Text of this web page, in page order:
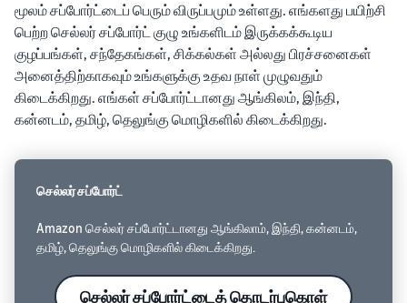
மூலம் சப்போர்ட்டைப் பெரும் விருப்பமும் உள்ளது. எங்களது பயிற்சி
பெற்ற செல்லர் சப்போர்ட் குழு உங்களிடம் இருக்கக்கூடிய
குழப்பங்கள், சந்தேகங்கள், சிக்கல்கள் அல்லது பிரச்சனைகள்
அனைத்திற்காகவும் உங்களுக்கு உதவ நாள் முழுவதும்
கிடைக்கிறது. எங்கள் சப்போர்ட்டானது ஆங்கிலம், இந்தி,
கன்னடம், தமிழ், தெலுங்கு மொழிகளில் கிடைக்கிறது.
செல்லர் சப்போர்ட்
Amazon செல்லர் சப்போர்ட்டானது ஆங்கிலாம், இந்தி, கன்னடம்,
தமிழ், தெலுங்கு மொழிகளில் கிடைக்கிறது.
செல்லர் சப்போர்ட்டைத் தொடர்புகொள்